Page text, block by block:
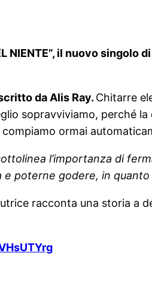
NIENTE”, il nuovo
da Alis Ray. Chitarre
sopravviviamo, perché
ormai
l’importanza di
poterne godere, in
racconta una storia a